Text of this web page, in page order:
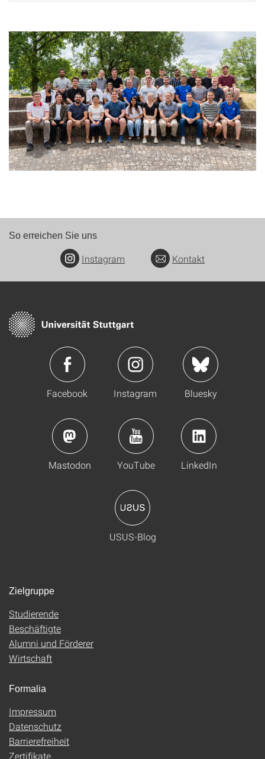
So erreichen Sie uns
Instagram Kontakt
Facebook Instagram Bluesky
Mastodon YouTube LinkedIn
USUS-Blog
Zielgruppe
Studierende
Beschäftigte
Alumni und Förderer
Wirtschaft
Formalia
Impressum
Datenschutz
Barrierefreiheit
Zertifikate